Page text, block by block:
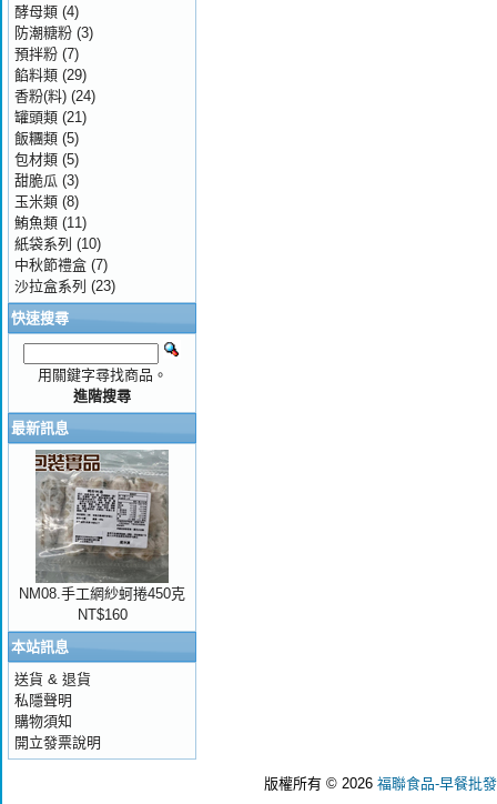
酵母類 (4)
防潮糖粉 (3)
預拌粉 (7)
餡料類 (29)
香粉(料) (24)
罐頭類 (21)
飯糰類 (5)
包材類 (5)
甜脆瓜 (3)
玉米類 (8)
鮪魚類 (11)
紙袋系列 (10)
中秋節禮盒 (7)
沙拉盒系列 (23)
快速搜尋
用關鍵字尋找商品。
進階搜尋
最新訊息
NM08.手工網紗蚵捲450克
NT$160
本站訊息
送貨 & 退貨
私隱聲明
購物須知
開立發票說明
版權所有 © 2026 福聯食品-早餐批